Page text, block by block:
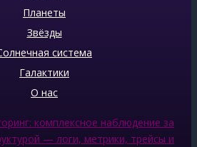
Планеты
Звёзды
система
Галактики
О нас
комплексное наблюдение за
— логи, метрики, трейсы и